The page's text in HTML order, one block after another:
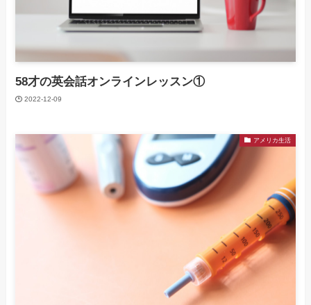
58才の英会話オンラインレッスン①
2022-12-09
アメリカ生活